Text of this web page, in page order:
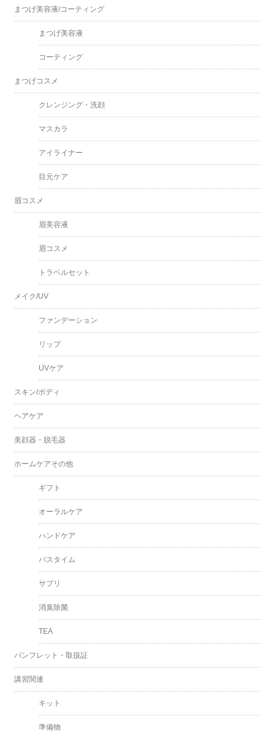
まつげ美容液/コーティング
まつげ美容液
コーティング
まつげコスメ
クレンジング・洗顔
マスカラ
アイライナー
目元ケア
眉コスメ
眉美容液
眉コスメ
トラベルセット
メイク/UV
ファンデーション
リップ
UVケア
スキン/ボディ
ヘアケア
美顔器・脱毛器
ホームケアその他
ギフト
オーラルケア
ハンドケア
バスタイム
サプリ
消臭除菌
TEA
パンフレット・取扱証
講習関連
キット
準備物